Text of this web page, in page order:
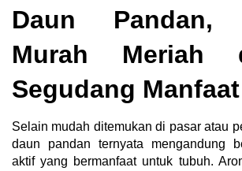
Daun Pandan,
Murah Meriah
Segudang Manfaat
Selain mudah ditemukan di pasar atau
daun pandan ternyata mengandung
aktif yang bermanfaat untuk tubuh.